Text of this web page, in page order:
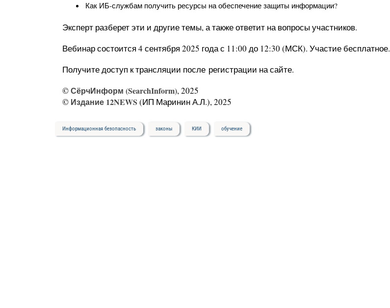
Как ИБ-службам получить ресурсы на обеспечение защиты информации?
Эксперт разберет эти и другие темы, а также ответит на вопросы участников.
Вебинар состоится 4 сентября 2025 года с 11:00 до 12:30 (МСК). Участие бесплатное.
Получите доступ к трансляции после регистрации на сайте.
©СёрчИнформ (SearchInform), 2025
© Издание 12NEWS (ИП Маринин А.Л.), 2025
Информационная безопасность законы КИИ обучение